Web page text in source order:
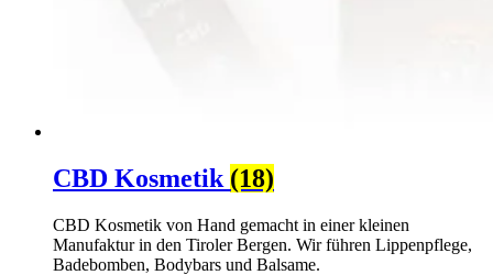
CBD Kosmetik (18)
CBD Kosmetik von Hand gemacht in einer kleinen
Manufaktur in den Tiroler Bergen. Wir führen Lippenpflege,
Badebomben, Bodybars und Balsame.